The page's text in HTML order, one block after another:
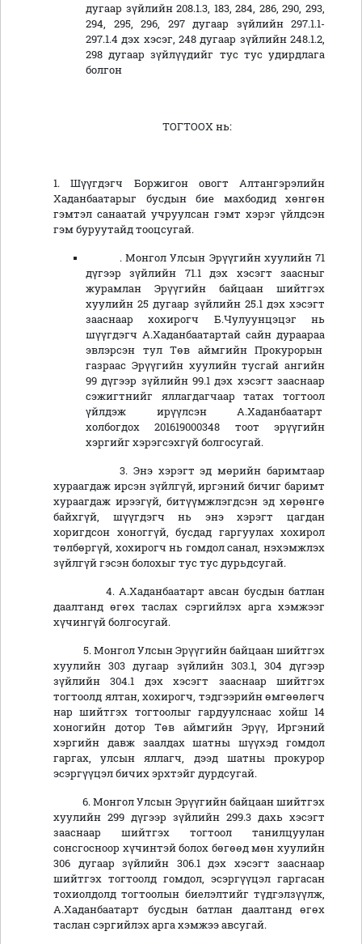
дугаар зүйлийн 208.1.3, 183, 284, 286, 290, 293,
294, 295, 296, 297 дугаар зүйлийн 297.1.1-
297.1.4 дэх хэсэг, 248 дугаар зүйлийн 248.1.2,
298 дугаар зүйлүүдийг тус тус удирдлага
болгон
ТОГТООХ нь:
1. Шүүгдэгч Боржигон овогт Алтангэрэлийн
Хаданбаатарыг бусдын бие махбодид хөнгөн
гэмтэл санаатай учруулсан гэмт хэрэг үйлдсэн
гэм буруутайд тооцсугай.
. Монгол Улсын Эрүүгийн хуулийн 71
дүгээр зүйлийн 71.1 дэх хэсэгт заасныг
журамлан Эрүүгийн байцаан шийтгэх
хуулийн 25 дугаар зүйлийн 25.1 дэх хэсэгт
зааснаар хохирогч Б.Чулуунцэцэг нь
шүүгдэгч А.Хаданбаатартай сайн дураараа
эвлэрсэн тул Төв аймгийн Прокурорын
газраас Эрүүгийн хуулийн тусгай ангийн
99 дүгээр зүйлийн 99.1 дэх хэсэгт зааснаар
сэжигтнийг яллагдагчаар татах тогтоол
үйлдэж ирүүлсэн А.Хаданбаатарт
холбогдох 201619000348 тоот эрүүгийн
хэргийг хэрэгсэхгүй болгосугай.
3. Энэ хэрэгт эд мөрийн баримтаар
хураагдаж ирсэн зүйлгүй, иргэний бичиг баримт
хураагдаж ирээгүй, битүүмжлэгдсэн эд хөрөнгө
байхгүй, шүүгдэгч нь энэ хэрэгт цагдан
хоригдсон хоноггүй, бусдад гаргуулах хохирол
төлбөргүй, хохирогч нь гомдол санал, нэхэмжлэх
зүйлгүй гэсэн болохыг тус тус дурьдсугай.
4. А.Хаданбаатарт авсан бусдын батлан
даалтанд өгөх таслах сэргийлэх арга хэмжээг
хүчингүй болгосугай.
5. Монгол Улсын Эрүүгийн байцаан шийтгэх
хуулийн 303 дугаар зүйлийн 303.1, 304 дүгээр
зүйлийн 304.1 дэх хэсэгт зааснаар шийтгэх
тогтоолд ялтан, хохирогч, тэдгээрийн өмгөөлөгч
нар шийтгэх тогтоолыг гардуулснаас хойш 14
хоногийн дотор Төв аймгийн Эрүү, Иргэний
хэргийн давж заалдах шатны шүүхэд­ гомдол
гаргах, улсын яллагч, дээд шатны прокурор
эсэргүүцэл бичих эрхтэйг дурдсугай.
6. Монгол Улсын Эрүүгийн байцаан шийтгэх
хуулийн 299 дүгээр зүйлийн 299.3 дахь хэсэгт
зааснаар шийтгэх тогтоол танилцуулан
сонсгосноор хүчинтэй болох бөгөөд мөн хуулийн
306 дугаар зүйлийн 306.1 дэх хэсэгт зааснаар
шийтгэх тогтоолд гомдол, эсэргүүцэл гаргасан
тохиолдолд тогтоолын биелэлтийг түдгэлзүүлж,
А.Хаданбаатарт бусдын батлан даалтанд өгөх
таслан сэргийлэх арга хэмжээ авсугай.